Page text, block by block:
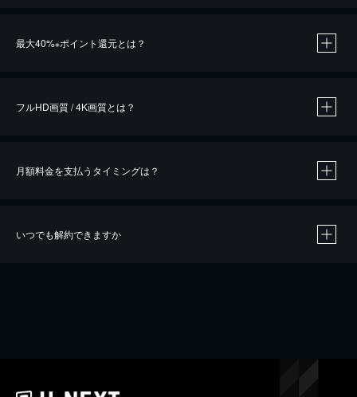
最大40%※ポイント還元とは？
※40％ポイント還元の対象は、クレジットカード決済による作品の購入 / レンタルです。
iOSアプリのUコイン決済による作品の購入 / レンタルは、20％のポイント還元です。
フルHD画質 / 4K画質とは？
月額料金を支払うタイミングは？
いつでも解約できますか